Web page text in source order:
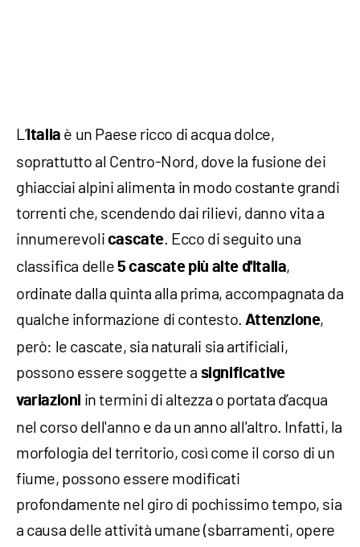
L’Italia è un Paese ricco di acqua dolce,
soprattutto al Centro-Nord, dove la fusione dei
ghiacciai alpini alimenta in modo costante grandi
torrenti che, scendendo dai rilievi, danno vita a
innumerevoli cascate. Ecco di seguito una
classifica delle5 cascate più alte d'Italia,
ordinate dalla quinta alla prima, accompagnata da
qualche informazione di contesto. Attenzione,
però: le cascate, sia naturali sia artificiali,
possono essere soggette a significative
variazioni in termini di altezza o portata d’acqua
nel corso dell'anno e da un anno all'altro. Infatti, la
morfologia del territorio, così come il corso di un
fiume, possono essere modificati
profondamente nel giro di pochissimo tempo, sia
a causa delle attività umane (sbarramenti, opere